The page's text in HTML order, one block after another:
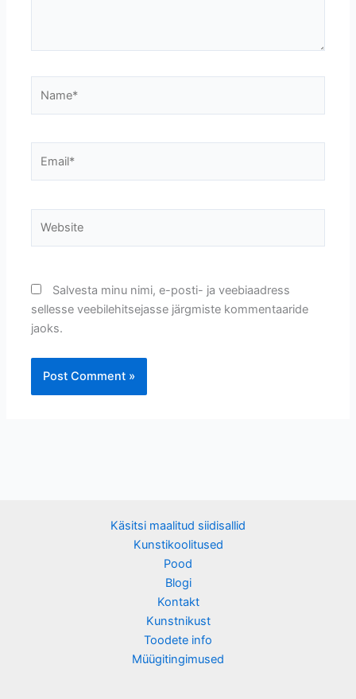
Salvesta minu nimi, e-posti- ja veebiaadress
sellesse veebilehitsejasse järgmiste kommentaaride
jaoks.
Käsitsi maalitud siidisallid
Kunstikoolitused
Pood
Blogi
Kontakt
Kunstnikust
Toodete info
Müügitingimused